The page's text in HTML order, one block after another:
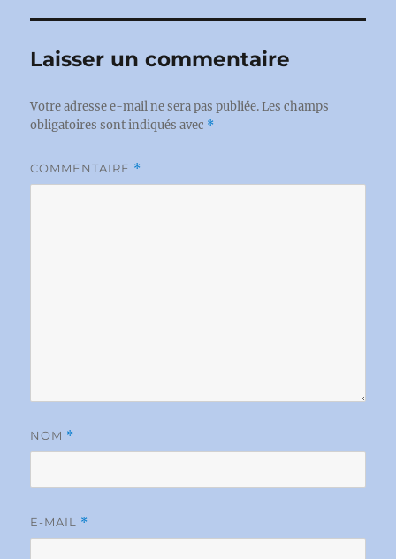
Laisser un commentaire
Votre adresse e-mail ne sera pas publiée. Les champs
obligatoires sont indiqués avec *
COMMENTAIRE *
NOM *
E-MAIL *